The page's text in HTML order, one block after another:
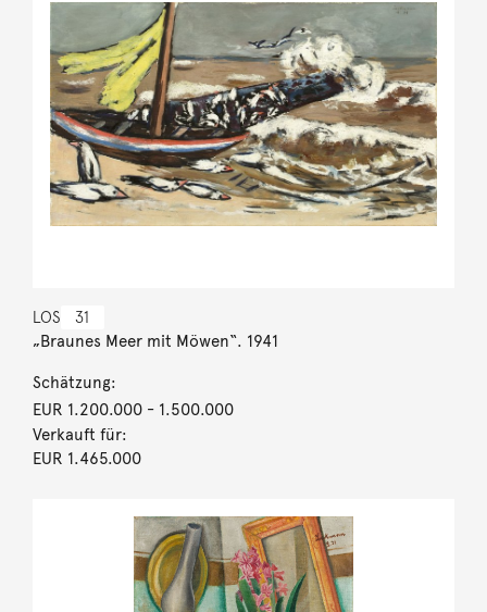
LOS 31
„Braunes Meer mit Möwen“. 1941
Schätzung:
EUR 1.200.000- 1.500.000
Verkauft für:
EUR 1.465.000